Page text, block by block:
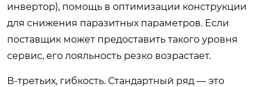
инвертор), помощь в оптимизации конструкции
для снижения паразитных параметров. Если
поставщик может предоставить такого уровня
сервис, его лояльность резко возрастает.
В-третьих, гибкость. Стандартный ряд — это